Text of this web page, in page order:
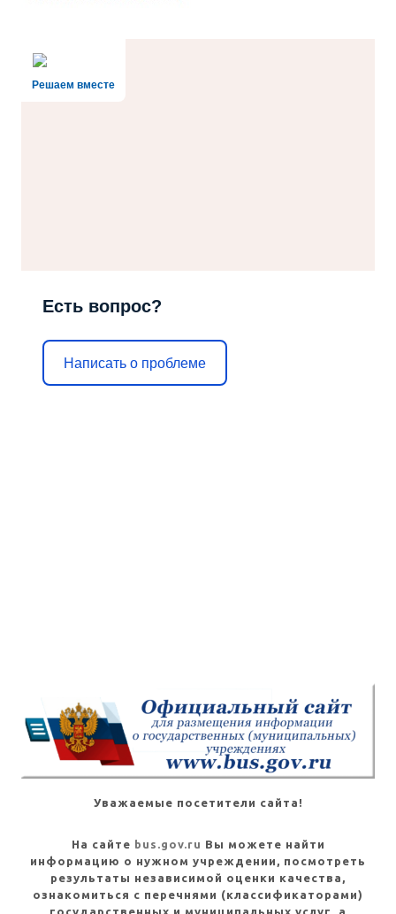
Решаем вместе
Есть вопрос?
Написать о проблеме
Уважаемые посетители сайта!
На сайте bus.gov.ru Вы можете найти
информацию о нужном учреждении, посмотреть
результаты независимой оценки качества,
ознакомиться с перечнями (классификаторами)